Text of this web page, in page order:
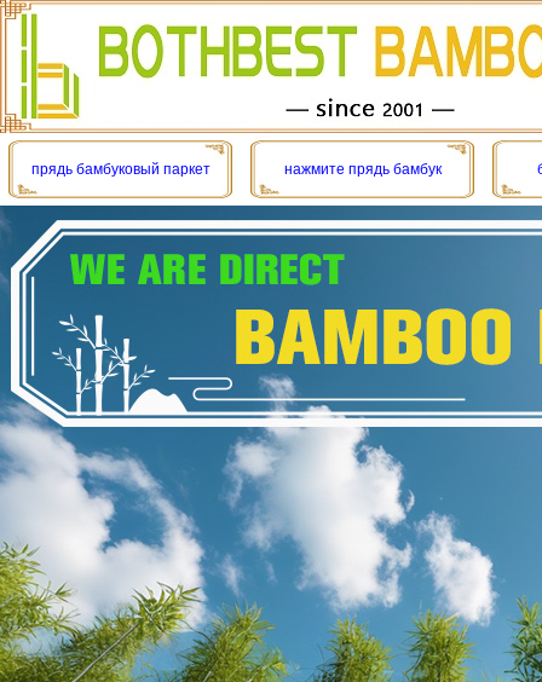
прядь бамбуковый паркет нажмите прядь бамбук